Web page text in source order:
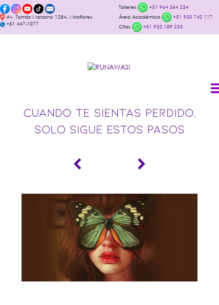
Av. Tomás Marzano 1284, Miraflores
+51 447-1077
Talleres
+51 964 364 234
Área Académica
+51 933 742 117
Citas
+51 932 189 233
CUANDO TE SIENTAS PERDIDO,
SOLO SIGUE ESTOS PASOS